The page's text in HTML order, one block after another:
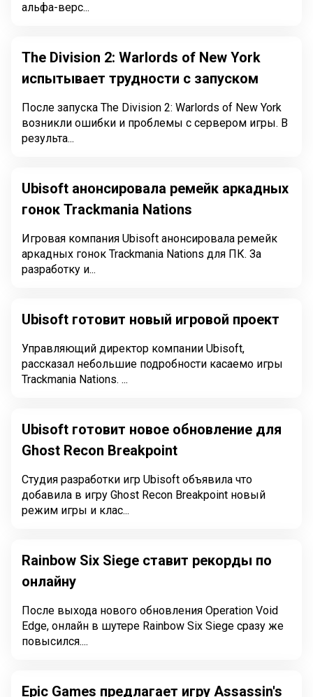
альфа-верс...
The Division 2: Warlords of New York
испытывает трудности с запуском
После запуска The Division 2: Warlords of New York
возникли ошибки и проблемы с сервером игры. В
результа...
Ubisoft анонсировала ремейк аркадных
гонок Trackmania Nations
Игровая компания Ubisoft анонсировала ремейк
аркадных гонок Trackmania Nations для ПК. За
разработку и...
Ubisoft готовит новый игровой проект
Управляющий директор компании Ubisoft,
рассказал небольшие подробности касаемо игры
Trackmania Nations. ...
Ubisoft готовит новое обновление для
Ghost Recon Breakpoint
Студия разработки игр Ubisoft объявила что
добавила в игру Ghost Recon Breakpoint новый
режим игры и клас...
Rainbow Six Siege ставит рекорды по
онлайну
После выхода нового обновления Operation Void
Edge, онлайн в шутере Rainbow Six Siege сразу же
повысился....
Epic Games предлагает игру Assassin's